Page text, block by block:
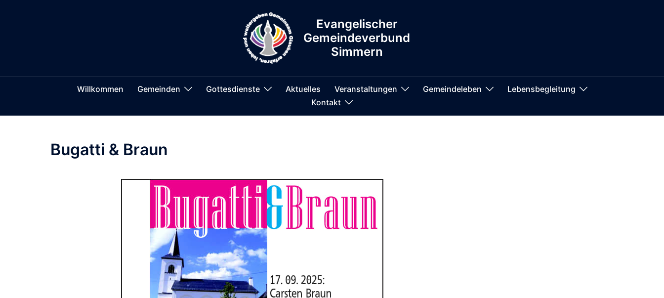
Evangelischer
Gemeindeverbund
Simmern
Willkommen Gemeinden Gottesdienste Aktuelles Veranstaltungen Gemeindeleben
Lebensbegleitung
Kontakt
Bugatti & Braun